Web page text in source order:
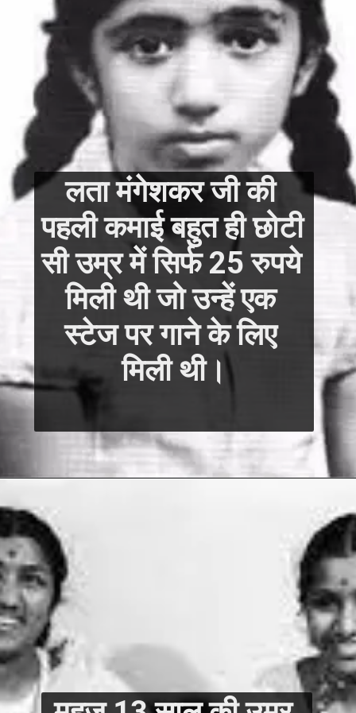
लता मंगेशकर जी की
पहली कमाई बहुत ही छोटी
सी उम्र में सिर्फ 25 रुपये
मिली थी जो उन्हें एक
स्टेज पर गाने के लिए
मिली थी।